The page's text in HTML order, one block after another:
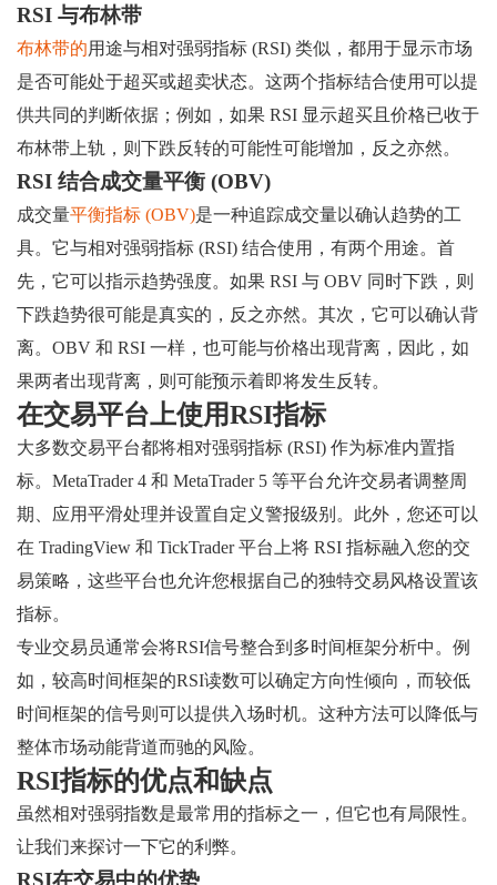
RSI 与布林带
布林带的用途与相对强弱指标 (RSI) 类似，都用于显示市场
是否可能处于超买或超卖状态。这两个指标结合使用可以提
供共同的判断依据；例如，如果 RSI 显示超买且价格已收于
布林带上轨，则下跌反转的可能性可能增加，反之亦然。
RSI 结合成交量平衡 (OBV)
成交量平衡指标 (OBV)是一种追踪成交量以确认趋势的工
具。它与相对强弱指标 (RSI) 结合使用，有两个用途。首
先，它可以指示趋势强度。如果 RSI 与 OBV 同时下跌，则
下跌趋势很可能是真实的，反之亦然。其次，它可以确认背
离。OBV 和 RSI 一样，也可能与价格出现背离，因此，如
果两者出现背离，则可能预示着即将发生反转。
在交易平台上使用RSI指标
大多数交易平台都将相对强弱指标 (RSI) 作为标准内置指
标。MetaTrader 4 和 MetaTrader 5 等平台允许交易者调整周
期、应用平滑处理并设置自定义警报级别。此外，您还可以
在 TradingView 和 TickTrader 平台上将 RSI 指标融入您的交
易策略，这些平台也允许您根据自己的独特交易风格设置该
指标。
专业交易员通常会将RSI信号整合到多时间框架分析中。例
如，较高时间框架的RSI读数可以确定方向性倾向，而较低
时间框架的信号则可以提供入场时机。这种方法可以降低与
整体市场动能背道而驰的风险。
RSI指标的优点和缺点
虽然相对强弱指数是最常用的指标之一，但它也有局限性。
让我们来探讨一下它的利弊。
RSI在交易中的优势